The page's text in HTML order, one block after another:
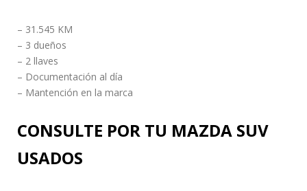
– 31.545 KM
– 3 dueños
– 2 llaves
– Documentación al día
– Mantención en la marca
CONSULTE POR TU MAZDA SUV
USADOS